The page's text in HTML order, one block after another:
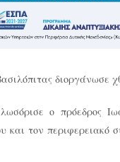
διοργάνωσε
ο πρόεδρος
και τον